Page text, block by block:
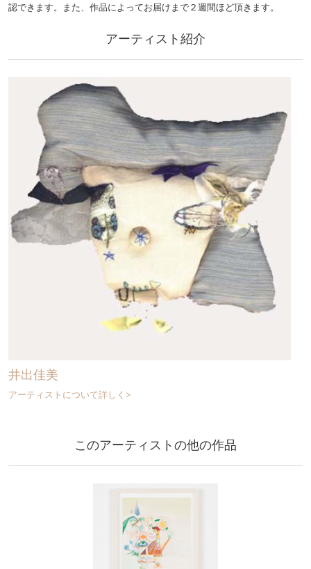
認できます。また、作品によってお届けまで２週間ほど頂きます。
アーティスト紹介
井出佳美
アーティストについて詳しく>
このアーティストの他の作品